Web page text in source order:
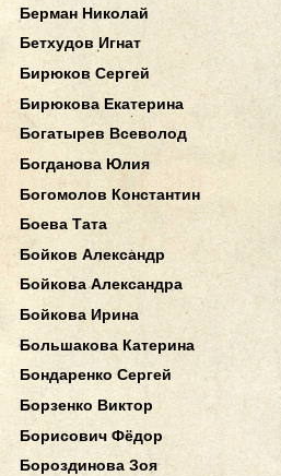
Берман Николай
Бетхудов Игнат
Бирюков Сергей
Бирюкова Екатерина
Богатырев Всеволод
Богданова Юлия
Богомолов Константин
Боева Тата
Бойков Александр
Бойкова Александра
Бойкова Ирина
Большакова Катерина
Бондаренко Сергей
Борзенко Виктор
Борисович Фёдор
Бороздинова Зоя